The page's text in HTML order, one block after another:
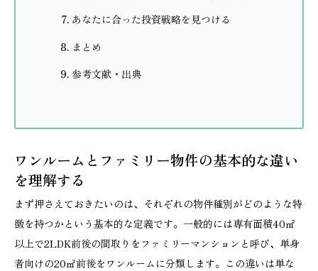
あなたに合った投資戦略を見つける
まとめ
参考文献・出典
ワンルームとファミリー物件の基本的な違い
を理解する
まず押さえておきたいのは、それぞれの物件種別がどのような特
徴を持つかという基本的な定義です。一般的には専有面積40㎡
以上で2LDK前後の間取りをファミリーマンションと呼び、単身
者向けの20㎡前後をワンルームに分類します。この違いは単な